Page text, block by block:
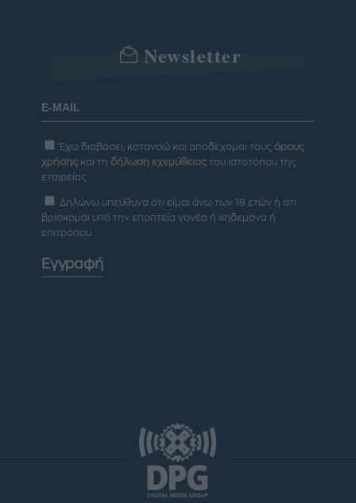
Newsletter
Έχω διαβάσει, κατανοώ και αποδέχομαι τους όρους
χρήσης και τη δήλωση εχεμύθειας του ιστοτόπου της
εταιρείας
Δηλώνω υπεύθυνα ότι είμαι άνω των 18 ετών ή ότι
βρίσκομαι υπό την εποπτεία γονέα ή κηδεμόνα ή
επιτρόπου
Εγγραφή